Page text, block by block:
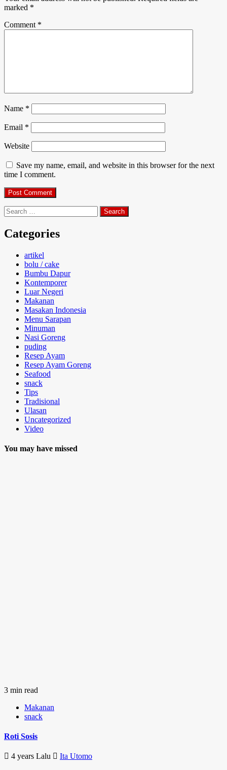
marked *
Comment *
Name *
Email *
Website
Save my name, email, and website in this browser for the next
time I comment.
Search
for:
Categories
artikel
bolu / cake
Bumbu Dapur
Kontemporer
Luar Negeri
Makanan
Masakan Indonesia
Menu Sarapan
Minuman
Nasi Goreng
puding
Resep Ayam
Resep Ayam Goreng
Seafood
snack
Tips
Tradisional
Ulasan
Uncategorized
Video
You may have missed
3 min read
Makanan
snack
Roti Sosis
4 years Lalu Ita Utomo